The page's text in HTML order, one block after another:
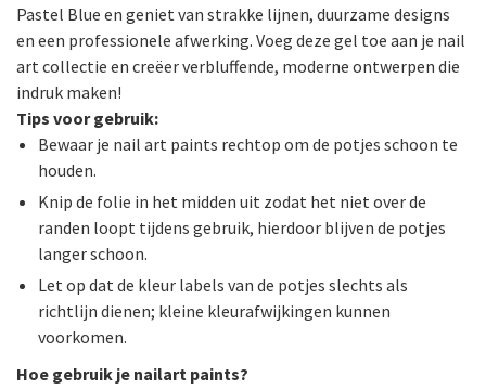
Pastel Blue en geniet van strakke lijnen, duurzame designs
en een professionele afwerking. Voeg deze gel toe aan je nail
art collectie en creëer verbluffende, moderne ontwerpen die
indruk maken!
Tips voor gebruik:
Bewaar je nail art paints rechtop om de potjes schoon te
houden.
Knip de folie in het midden uit zodat het niet over de
randen loopt tijdens gebruik, hierdoor blijven de potjes
langer schoon.
Let op dat de kleur labels van de potjes slechts als
richtlijn dienen; kleine kleurafwijkingen kunnen
voorkomen.
Hoe gebruik je nailart paints?